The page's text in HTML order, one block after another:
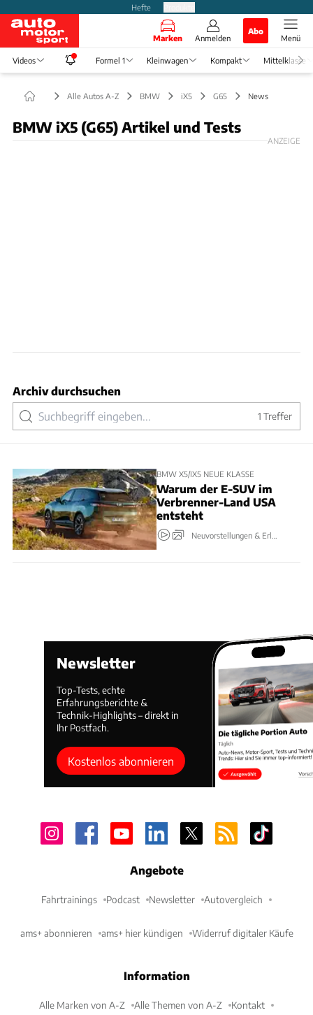
Hefte
Marken Anmelden
Abo
Menü
Videos Formel 1 Kleinwagen Kompakt Mittelklasse
Alle Autos A-Z BMW iX5 G65 News
BMW iX5 (G65) Artikel und Tests
ANZEIGE
Archiv durchsuchen
1 Treffer
BMW X5/IX5 NEUE KLASSE
Warum der E-SUV im
Verbrenner-Land USA
entsteht
Neuvorstellungen & Erlkönige
Newsletter
Top-Tests, echte
Erfahrungsberichte &
Technik-Highlights – direkt in
Ihr Postfach.
Kostenlos abonnieren
Angebote
Fahrtrainings Podcast Newsletter Autovergleich
ams+ abonnieren ams+ hier kündigen Widerruf digitaler Käufe
Information
Alle Marken von A-Z Alle Themen von A-Z Kontakt